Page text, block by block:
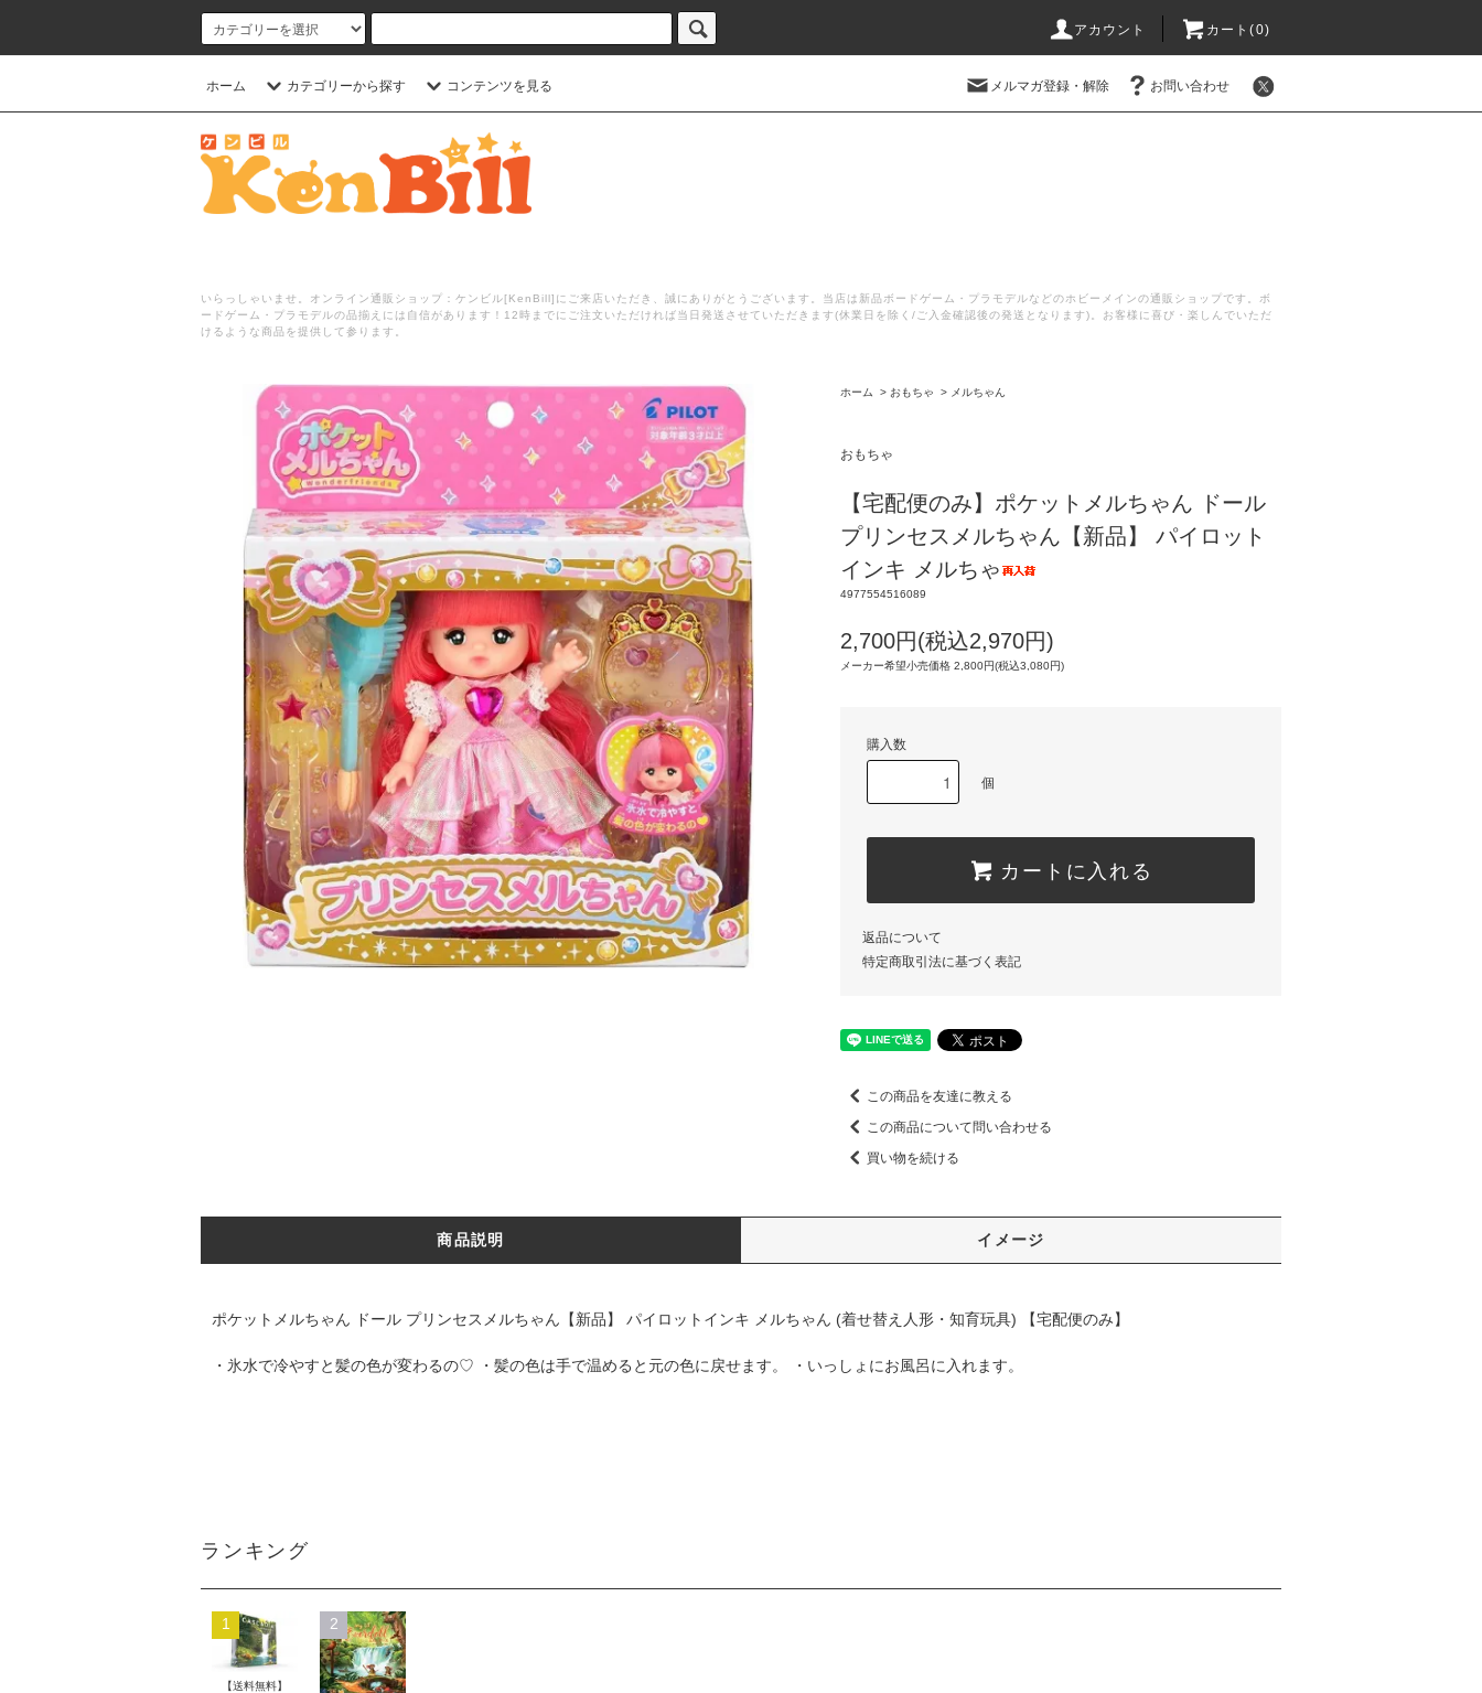
アカウント カート(0)
ホーム カテゴリーから探す コンテンツを見る メルマガ登録・解除 お問い合わせ
いらっしゃいませ。オンライン通販ショップ：ケンビル[KenBill]にご来店いただき、誠にありがとうございます。当店は新品ボードゲーム・プラモデルなどのホビーメインの通販ショップです。ボ
ードゲーム・プラモデルの品揃えには自信があります！12時までにご注文いただければ当日発送させていただきます(休業日を除く/ご入金確認後の発送となります)。お客様に喜び・楽しんでいただ
けるような商品を提供して参ります。
ホーム > おもちゃ > メルちゃん
おもちゃ
【宅配便のみ】ポケットメルちゃん ドール
プリンセスメルちゃん【新品】 パイロット
インキ メルちゃ
4977554516089
2,700円(税込2,970円)
メーカー希望小売価格 2,800円(税込3,080円)
購入数
個
カートに入れる
返品について
特定商取引法に基づく表記
この商品を友達に教える
この商品について問い合わせる
買い物を続ける
商品説明 イメージ
ポケットメルちゃん ドール プリンセスメルちゃん【新品】 パイロットインキ メルちゃん (着せ替え人形・知育玩具) 【宅配便のみ】
・氷水で冷やすと髪の色が変わるの♡ ・髪の色は手で温めると元の色に戻せます。 ・いっしょにお風呂に入れます。
ランキング
1
【送料無料】
2